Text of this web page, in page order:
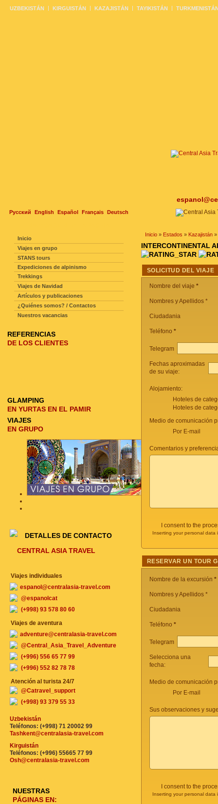
Русский English Español Français Deutsch
UZBEKISTÁN KIRGUISTÁN KAZAJISTÁN TAYIKISTÁN
Inicio » Estados » Kazajistán »
INTERCONTINENTAL
SOLICITUD DEL VIAJE
Nombre del viaje *
Nombres y Apellidos *
Ciudadania
Teléfono *
Telegram
Fechas aproximadas
de su viaje:
Alojamiento:
Hoteles de
Hoteles de
Medio de comunicación
Por E-mail
Comentarios y
I consent to the
Inserting your personal
RESERVAR UN TOUR
Nombre de la excursión *
Nombres y Apellidos *
Ciudadania
Teléfono *
Telegram
Selecciona una
fecha:
Medio de comunicación
Por E-mail
Sus observaciones y
I consent to the
Inserting your personal
Inicio
Viajes en grupo
STANS tours
Expediciones de alpinismo
Trekkings
Viajes de Navidad
Artículos y publicaciones
¿Quiénes somos? / Contactos
Nuestros vacancias
REFERENCIAS
DE LOS CLIENTES
GLAMPING
EN YURTAS EN EL PAMIR
VIAJES
EN GRUPO
DETALLES DE CONTACTO
CENTRAL ASIA TRAVEL
Viajes individuales
espanol@centralasia-travel.com
@espanolcat
(+998) 93 578 80 60
Viajes de aventura
adventure@centralasia-travel.com
@Central_Asia_Travel_Adventure
(+996) 556 65 77 99
(+996) 552 82 78 78
Atención al turista 24/7
@Catravel_support
(+998) 93 379 55 33
Uzbekistán
Teléfonos: (+998) 71 20002 99
Tashkent@centralasia-travel.com
Kirguistán
Teléfonos: (+996) 55665 77 99
Osh@centralasia-travel.com
NUESTRAS
PÁGINAS EN: